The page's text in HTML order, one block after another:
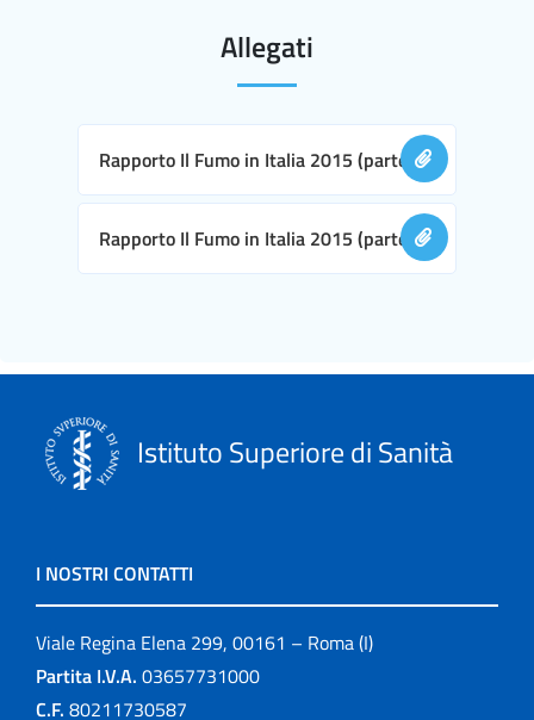
Allegati
Rapporto Il Fumo in Italia 2015 (parte I)
Rapporto Il Fumo in Italia 2015 (parte II)
Istituto Superiore di Sanità
I NOSTRI CONTATTI
Viale Regina Elena 299, 00161 – Roma (I)
Partita I.V.A. 03657731000
C.F. 80211730587